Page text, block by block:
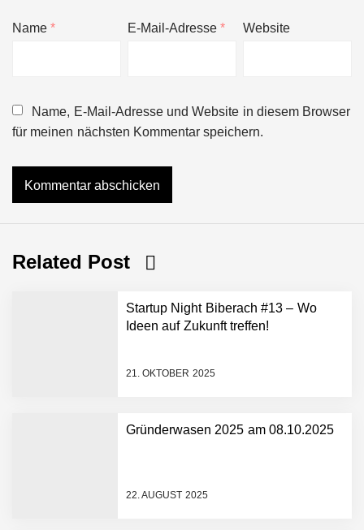
Name* E-Mail-Adresse* Website
Name, E-Mail-Adresse und Website in diesem Browser
für meinen nächsten Kommentar speichern.
Related Post
Startup Night Biberach #13 – Wo
Ideen auf Zukunft treffen!
21. OKTOBER 2025
Gründerwasen 2025 am 08.10.2025
22. AUGUST 2025
Dollar bekannt, um den